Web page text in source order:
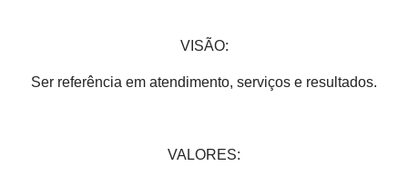
VISÃO:
Ser referência em atendimento, serviços e resultados.
VALORES: